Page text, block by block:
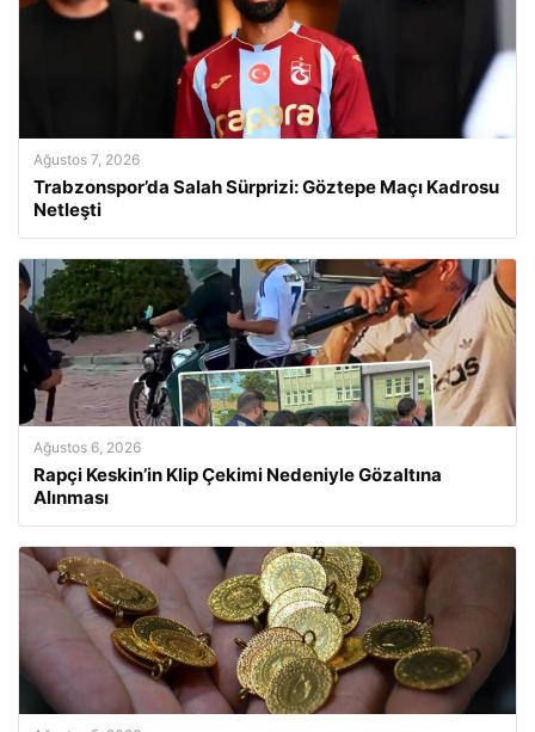
Ağustos 7, 2026
Trabzonspor’da Salah Sürprizi: Göztepe Maçı Kadrosu
Netleşti
Ağustos 6, 2026
Rapçi Keskin’in Klip Çekimi Nedeniyle Gözaltına
Alınması